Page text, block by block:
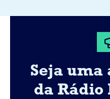
Seja uma
da Rádio